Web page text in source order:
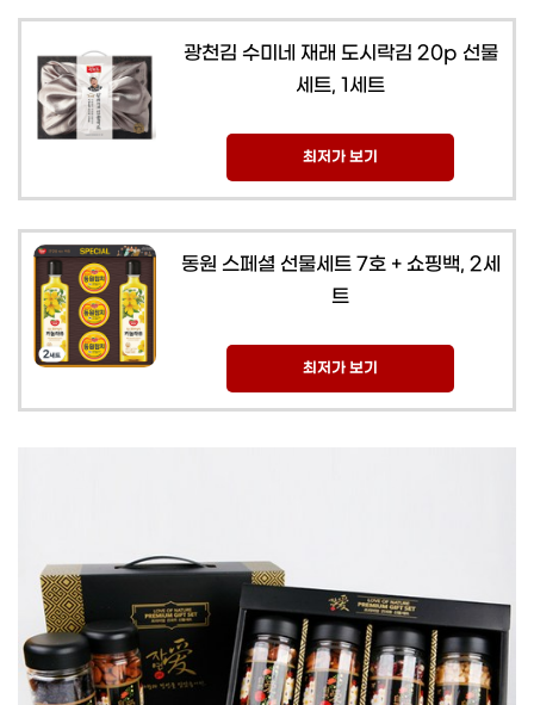
광천김 수미네 재래 도시락김 20p 선물
세트, 1세트
최저가 보기
동원 스페셜 선물세트 7호 + 쇼핑백, 2세
트
최저가 보기